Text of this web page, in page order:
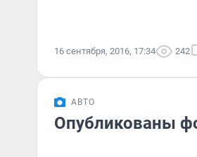
16 сентября, 2016, 17:34 242
АВТО
Опубликованы